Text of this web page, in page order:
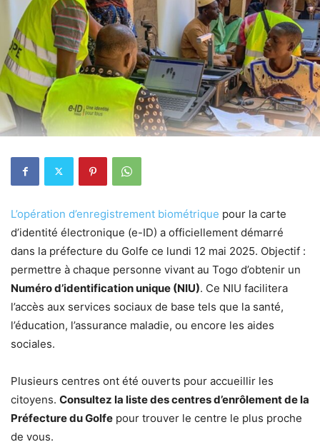
L’opération d’enregistrement biométrique pour la carte
d’identité électronique (e-ID) a officiellement démarré
dans la préfecture du Golfe ce lundi 12 mai 2025. Objectif :
permettre à chaque personne vivant au Togo d’obtenir un
Numéro d’identification unique (NIU). Ce NIU facilitera
l’accès aux services sociaux de base tels que la santé,
l’éducation, l’assurance maladie, ou encore les aides
sociales.
Plusieurs centres ont été ouverts pour accueillir les
citoyens. Consultez la liste des centres d’enrôlement de la
Préfecture du Golfe pour trouver le centre le plus proche
de vous.